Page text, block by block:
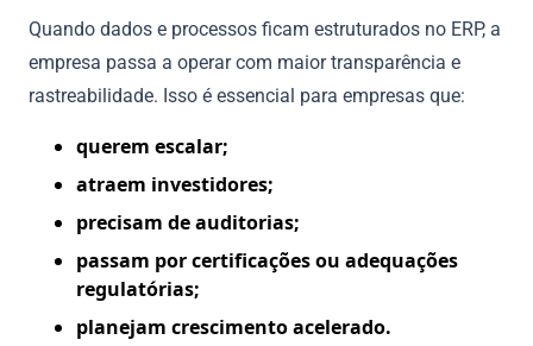
Quando dados e processos ficam estruturados no ERP, a
empresa passa a operar com maior transparência e
rastreabilidade. Isso é essencial para empresas que:
querem escalar;
atraem investidores;
precisam de auditorias;
passam por certificações ou adequações
regulatórias;
planejam crescimento acelerado.